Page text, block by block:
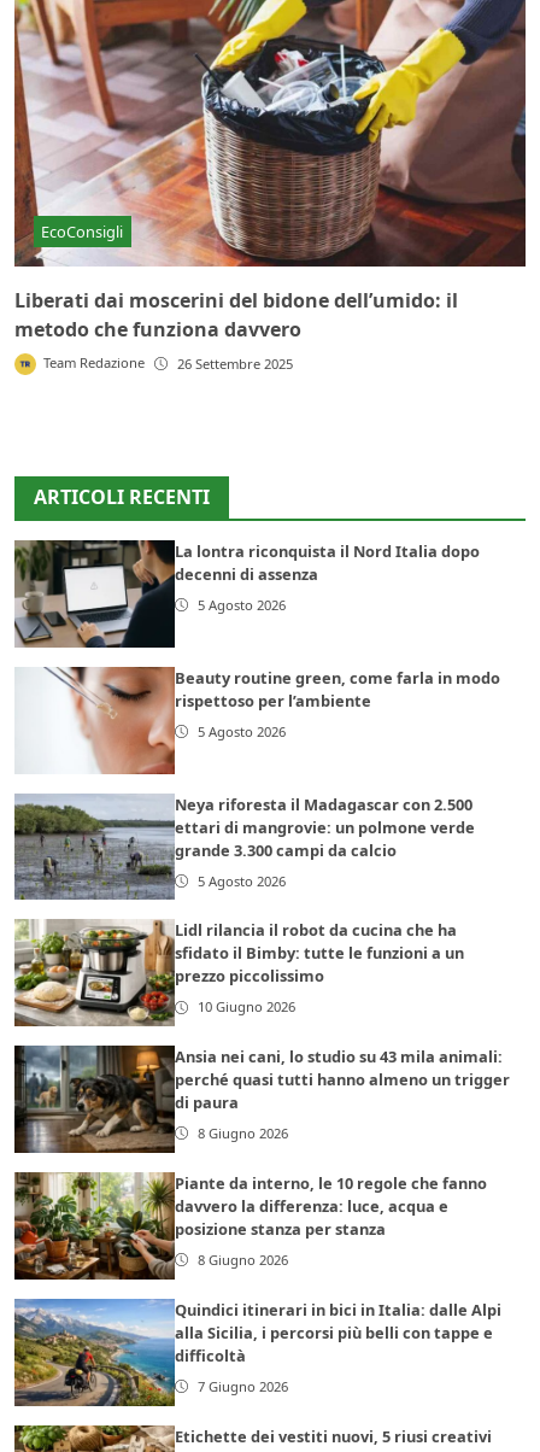
EcoConsigli
Liberati dai moscerini del bidone dell’umido: il
metodo che funziona davvero
Team Redazione 26 Settembre 2025
ARTICOLI RECENTI
La lontra riconquista il Nord Italia dopo
decenni di assenza
5 Agosto 2026
Beauty routine green, come farla in modo
rispettoso per l’ambiente
5 Agosto 2026
Neya riforesta il Madagascar con 2.500
ettari di mangrovie: un polmone verde
grande 3.300 campi da calcio
5 Agosto 2026
Lidl rilancia il robot da cucina che ha
sfidato il Bimby: tutte le funzioni a un
prezzo piccolissimo
10 Giugno 2026
Ansia nei cani, lo studio su 43 mila animali:
perché quasi tutti hanno almeno un trigger
di paura
8 Giugno 2026
Piante da interno, le 10 regole che fanno
davvero la differenza: luce, acqua e
posizione stanza per stanza
8 Giugno 2026
Quindici itinerari in bici in Italia: dalle Alpi
alla Sicilia, i percorsi più belli con tappe e
difficoltà
7 Giugno 2026
Etichette dei vestiti nuovi, 5 riusi creativi